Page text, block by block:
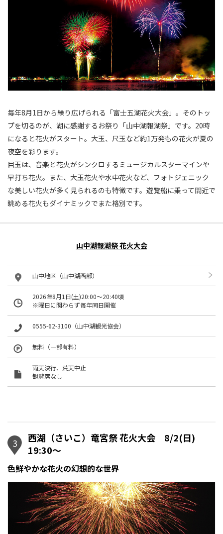
毎年8月1日から繰り広げられる「富士五湖花火大会」。そのトッ
プを切るのが、湖に感謝するお祭り「山中湖報湖祭」です。20時
になると花火がスタート。大玉、尺玉など約1万発もの花火が夏の
夜空を彩ります。
目玉は、音楽と花火がシンクロするミュージカルスターマインや
早打ち花火。また、大玉花火や水中花火など、フォトジェニック
な美しい花火が多く見られるのも特徴です。遊覧船に乗って間近で
眺める花火もダイナミックでまた格別です。
山中湖報湖祭 花火大会
山中地区（山中湖西部）
2026年8月1日(土)20:00〜20:40頃
※曜日に関わらず毎年同日開催
0555-62-3100（山中湖観光協会）
無料（一部有料）
雨天決行、荒天中止
観覧席なし
3
西湖（さいこ）竜宮祭 花火大会 8/2(日)
19:30〜
色鮮やかな花火の幻想的な世界